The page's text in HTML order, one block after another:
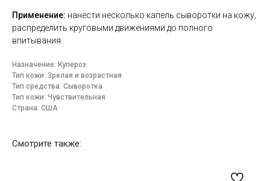
Применение: нанести несколько капель сыворотки на кожу,
распределить круговыми движениями до полного
впитывания.
Назначение: Купероз
Тип кожи: Зрелая и возрастная
Тип средства: Сыворотка
Тип кожи: Чувствительная
Страна: США
Смотрите также: